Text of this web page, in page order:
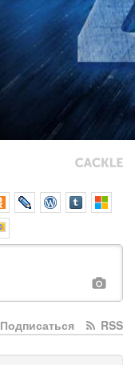
RSS
Подписаться